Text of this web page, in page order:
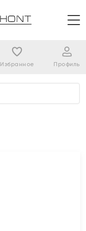
Избранное Профиль